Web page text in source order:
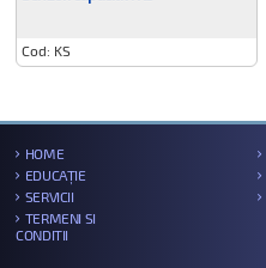
Cod: KS
HOME
EDUCAȚIE
SERVICII
TERMENI SI
CONDITII